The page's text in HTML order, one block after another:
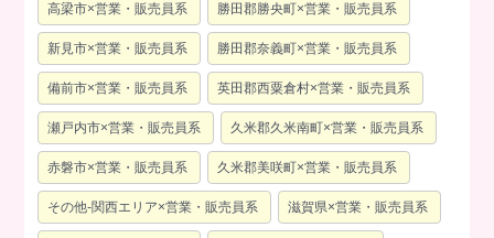
高梁市×営業・販売員系 勝田郡勝央町×営業・販売員系
新見市×営業・販売員系 勝田郡奈義町×営業・販売員系
備前市×営業・販売員系 英田郡西粟倉村×営業・販売員系
瀬戸内市×営業・販売員系 久米郡久米南町×営業・販売員系
赤磐市×営業・販売員系 久米郡美咲町×営業・販売員系
その他-関西エリア×営業・販売員系 滋賀県×営業・販売員系